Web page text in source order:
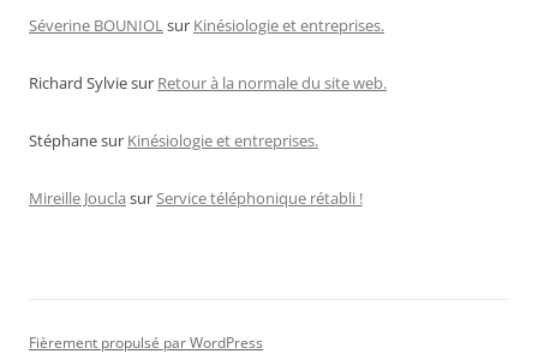
Séverine BOUNIOLsur Kinésiologie et entreprises.
Richard Sylviesur Retour à la normale du site web.
Stéphanesur Kinésiologie et entreprises.
Mireille Joucla surService téléphonique rétabli !
Fièrement propulsé par WordPress